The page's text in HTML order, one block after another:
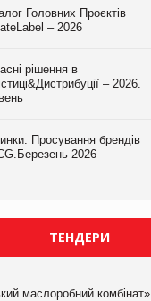
Головних Проєктів
– 2026
рішення в
– 2026.
Просування брендів
2026
ТЕНДЕРИ
маслоробний комбінат»